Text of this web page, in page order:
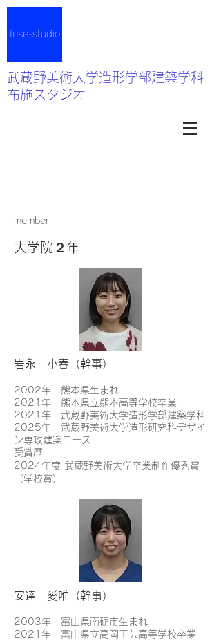
武蔵野美術大学造形学部建築学科
布施スタジオ
member
大学院２年
岩永 小春（幹事）
2002年 熊本県生まれ
2021年 熊本県立熊本高等学校卒業
2021年 武蔵野美術大学造形学部建築学科
2025年 武蔵野美術大学造形研究科デザイ
ン専攻建築コース
受賞歴
2024年度 武蔵野美術大学卒業制作優秀賞
（学校賞）
安達 愛唯（幹事）
2003年 富山県南砺市生まれ
2021年 富山県立高岡工芸高等学校卒業